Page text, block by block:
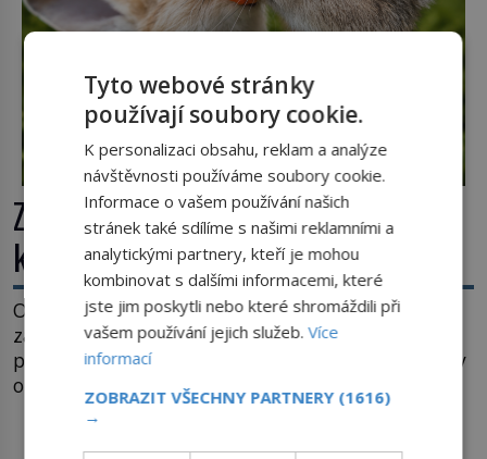
Zvířecí dobroty: Proč patří ke
králíkům mrkev?
Opice si dá banán, ježek jablko, myška sýr. A co
zajíc či jeho blízký kolega králík? Ti si samozřejmě
pochutnají na mrkvi! Proč jsou podobné představy
o potravě zvířat často spíš mýty? Pokud máte
doma králíka, mrkev mu dát můžete. A nejspíš mu
Tyto webové stránky
používají soubory cookie.
K personalizaci obsahu, reklam a analýze
návštěvnosti používáme soubory cookie.
Informace o vašem používání našich
stránek také sdílíme s našimi reklamními a
analytickými partnery, kteří je mohou
kombinovat s dalšími informacemi, které
jste jim poskytli nebo které shromáždili při
vašem používání jejich služeb.Více
informací
ZOBRAZIT VŠECHNY PARTNERY (1616)
→